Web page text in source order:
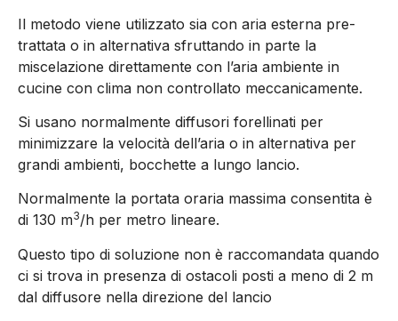
Il metodo viene utilizzato sia con aria esterna pre-
trattata o in alternativa sfruttando in parte la
miscelazione direttamente con l’aria ambiente in
cucine con clima non controllato meccanicamente.
Si usano normalmente diffusori forellinati per
minimizzare la velocità dell’aria o in alternativa per
grandi ambienti, bocchette a lungo lancio.
Normalmente la portata oraria massima consentita è
di 130 m3/h per metro lineare.
Questo tipo di soluzione non è raccomandata quando
ci si trova in presenza di ostacoli posti a meno di 2 m
dal diffusore nella direzione del lancio